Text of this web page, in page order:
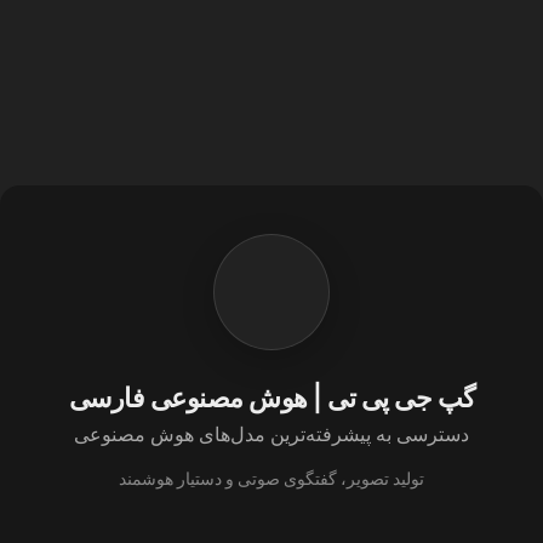
گپ جی پی تی | هوش مصنوعی فارسی
دسترسی به پیشرفته‌ترین مدل‌های هوش مصنوعی
تولید تصویر، گفتگوی صوتی و دستیار هوشمند